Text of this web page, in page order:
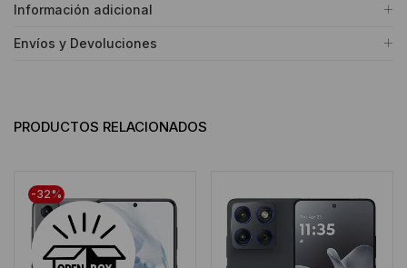
Información adicional
Envíos y Devoluciones
PRODUCTOS RELACIONADOS
-32%
LIQUIDACIÓN